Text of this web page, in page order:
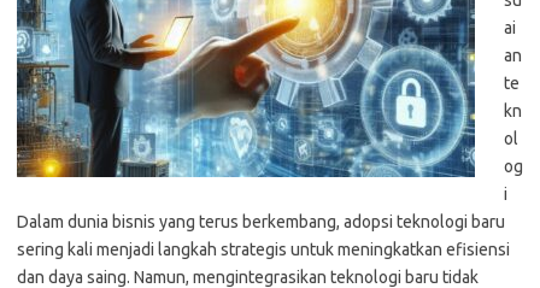
ai
an
te
kn
ol
og
i
Dalam dunia bisnis yang terus berkembang, adopsi teknologi baru
sering kali menjadi langkah strategis untuk meningkatkan efisiensi
dan daya saing. Namun, mengintegrasikan teknologi baru tidak